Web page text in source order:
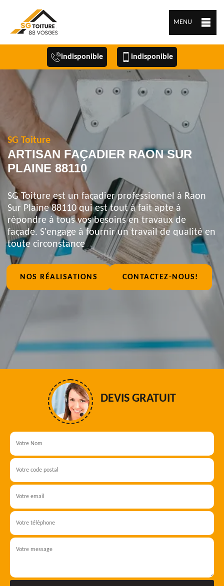
MENU
indisponible indisponible
SG Toiture
ARTISAN FAÇADIER RAON SUR
PLAINE 88110
SG Toiture est un façadier professionnel à Raon
Sur Plaine 88110 qui est tout à fait apte à
répondre à tous vos besoins en travaux de
façade. S'engage à fournir un travail de qualité en
toute circonstance
NOS RÉALISATIONS CONTACTEZ-NOUS!
DEVIS GRATUIT